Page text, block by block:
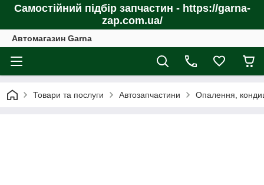
Самостійний підбір запчастин - https://garna-
zap.com.ua/
Автомагазин Garna
Товари та послуги Автозапчастини Опалення,